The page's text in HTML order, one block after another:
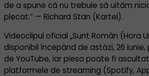
de a spune că nu trebuie să uităm
plecat.” — Richard Stan (Kartel).
Videoclipul oficial „Sunt Român (Hora
disponibil începând de astăzi, 26
de YouTube, iar piesa poate fi
platformele de streaming (Spotify,